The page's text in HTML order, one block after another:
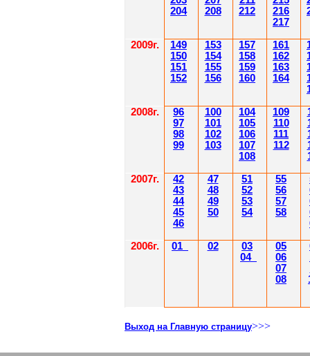
204
208
212
216
217
2009г.
149
150
151
152
153
154
155
156
157
158
159
160
161
162
163
164
2008г.
96
97
98
99
100
101
102
103
104
105
106
107
108
109
110
111
112
2007г.
42
43
44
45
46
47
48
49
50
51
52
53
54
55
56
57
58
2006г. 01 02
03
04
05
06
07
08
Выход на Главную страницу>>>